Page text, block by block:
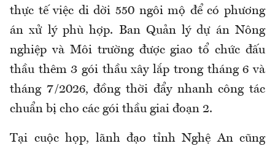
thực tế việc di dời 550 ngôi mộ để có phương
án xử lý phù hợp. Ban Quản lý dự án Nông
nghiệp và Môi trường được giao tổ chức đấu
thầu thêm 3 gói thầu xây lắp trong tháng 6 và
tháng 7/2026, đồng thời đẩy nhanh công tác
chuẩn bị cho các gói thầu giai đoạn 2.
Tại cuộc họp, lãnh đạo tỉnh Nghệ An cũng